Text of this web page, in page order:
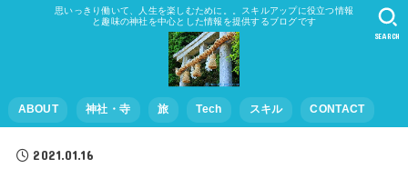
思いっきり働いて、人生を楽しむために。。スキルアップに役立つ情報
と趣味の神社を中心とした情報を提供するブログです
ABOUT 神社・寺 旅 Tech スキル CONTACT
SEARCH
2021.01.16